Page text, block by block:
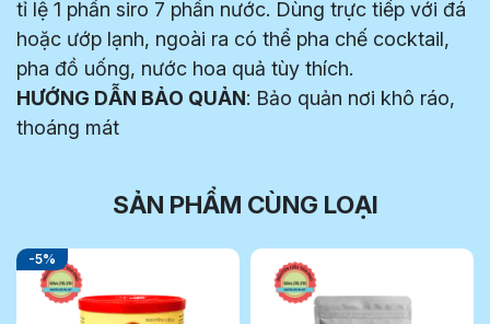
tỉ lệ 1 phần siro 7 phần nước. Dùng trực tiếp với đá
hoặc ướp lạnh, ngoài ra có thể pha chế cocktail,
pha đồ uống, nước hoa quả tùy thích.
HƯỚNG DẪN BẢO QUẢN: Bảo quản nơi khô ráo,
thoáng mát
SẢN PHẨM CÙNG LOẠI
-5%